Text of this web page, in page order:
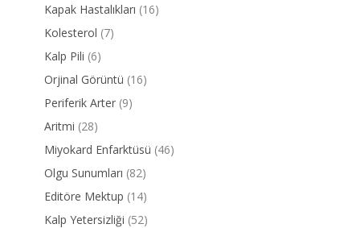
Kapak Hastalıkları (16)
Kolesterol (7)
Kalp Pili (6)
Orjinal Görüntü (16)
Periferik Arter (9)
Aritmi (28)
Miyokard Enfarktüsü (46)
Olgu Sunumları (82)
Editöre Mektup (14)
Kalp Yetersizliği (52)